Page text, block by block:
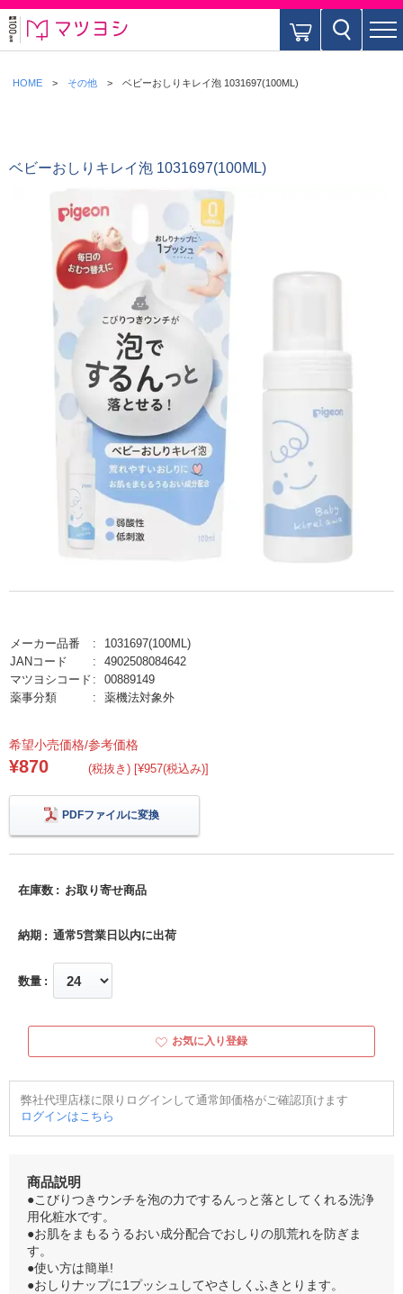
HOME その他 ベビーおしりキレイ泡 1031697(100ML)
ベビーおしりキレイ泡 1031697(100ML)
メーカー品番
1031697(100ML)
JANコード
4902508084642
マツヨシコード
00889149
薬事分類
薬機法対象外
希望小売価格/参考価格
¥870 (税抜き) [¥957(税込み)]
PDFファイルに変換
在庫数 お取り寄せ商品
納期 通常5営業日以内に出荷
数量
お気に入り登録
弊社代理店様に限りログインして通常卸価格がご確認頂けます
ログインはこちら
商品説明
●こびりつきウンチを泡の力でするんっと落としてくれる洗浄
用化粧水です。
●お肌をまもるうるおい成分配合でおしりの肌荒れを防ぎま
す。
●使い方は簡単!
●おしりナップに1プッシュしてやさしくふきとります。